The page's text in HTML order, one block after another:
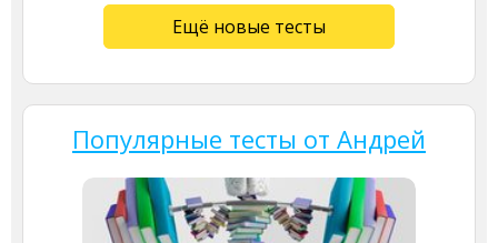
Ещё новые тесты
Популярные тесты от Андрей